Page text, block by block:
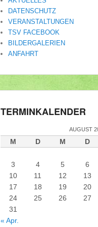
DATENSCHUTZ
VERANSTALTUNGEN
TSV FACEBOOK
BILDERGALERIEN
ANFAHRT
TERMINKALENDER
AUGUST
M D M D
3
4 5 6
10
11 12 13
17
18 19 20
24
25 26 27
31
« Apr.